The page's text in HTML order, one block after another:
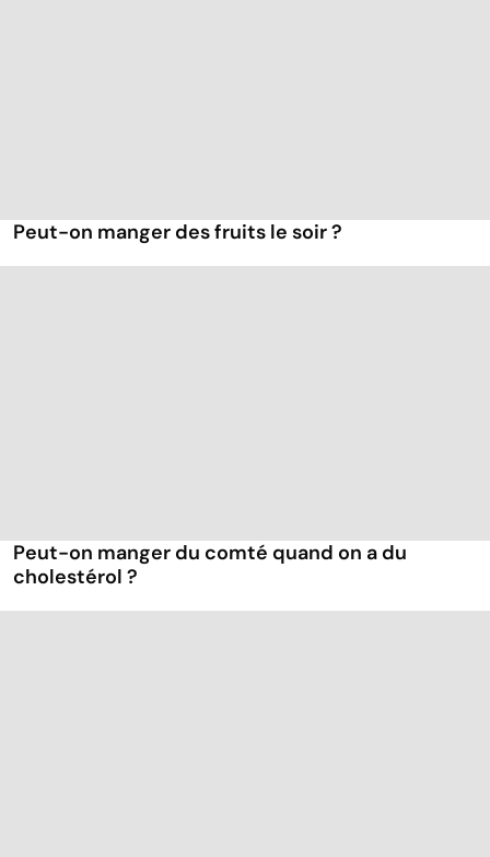
Peut-on manger des fruits le soir ?
Peut-on manger du comté quand on a du
cholestérol ?